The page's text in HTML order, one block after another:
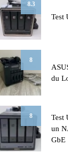
8.3
Test
8
du
8
Test
un
GbE